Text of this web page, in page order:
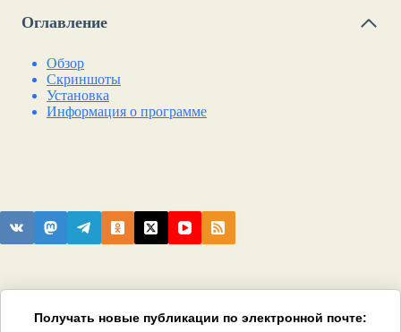
Оглавление
Обзор
Скриншоты
Установка
Информация о программе
Получать новые публикации по электронной почте: